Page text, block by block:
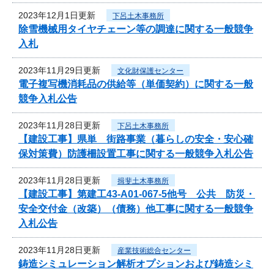
2023年12月1日更新 下呂土木事務所
除雪機械用タイヤチェーン等の調達に関する一般競争
入札
2023年11月29日更新 文化財保護センター
電子複写機消耗品の供給等（単価契約）に関する一般
競争入札公告
2023年11月28日更新 下呂土木事務所
【建設工事】県単 街路事業（暮らしの安全・安心確
保対策費）防護柵設置工事に関する一般競争入札公告
2023年11月28日更新 揖斐土木事務所
【建設工事】第建工43-A01-067-5他号 公共 防災・
安全交付金（改築）（債務）他工事に関する一般競争
入札公告
2023年11月28日更新 産業技術総合センター
鋳造シミュレーション解析オプションおよび鋳造シミ